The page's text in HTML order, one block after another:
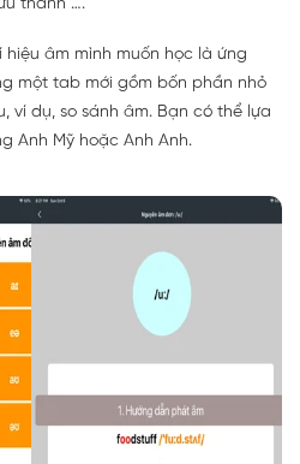
thanh ….
âm mình muốn học là ứng
một tab mới gồm bốn phần nhỏ
ví dụ, so sánh âm. Bạn có thể lựa
Anh Mỹ hoặc Anh Anh.